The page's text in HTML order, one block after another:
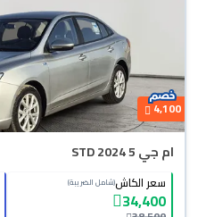
4,100
ام جي 5 STD 2024
سعر الكاش(شامل الضريبة)
34,400